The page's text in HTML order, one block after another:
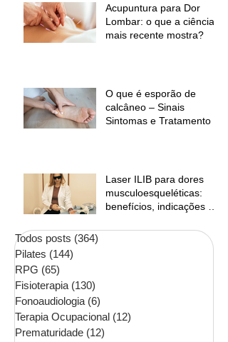
Acupuntura para Dor
Lombar: o que a ciência
mais recente mostra?
O que é esporão de
calcâneo – Sinais
Sintomas e Tratamento
Laser ILIB para dores
musculoesqueléticas:
benefícios, indicações e
Todos posts (364)
Pilates (144)
RPG (65)
Fisioterapia (130)
Fonoaudiologia (6)
Terapia Ocupacional (12)
Prematuridade (12)